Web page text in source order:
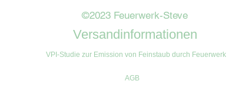
©2023 Feuerwerk-Steve
Versandinformationen
VPI-Studie zur Emission von Feinstaub durch Feuerwerk
AGB